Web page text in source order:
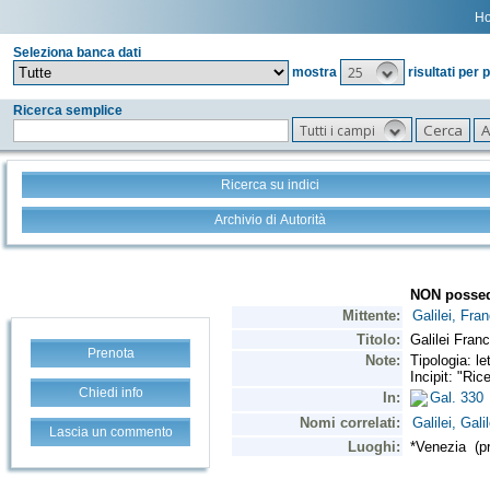
Seleziona banca dati
mostra
25 risultati per
Ricerca semplice
Tutti i campi
Ricerca su indici
Archivio di Autorità
Prenota
Chiedi info
Lascia un commento